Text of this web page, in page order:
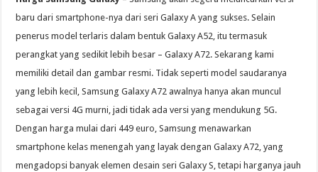
baru dari smartphone-nya dari seri Galaxy A yang sukses. Selain
penerus model terlaris dalam bentuk Galaxy A52, itu termasuk
perangkat yang sedikit lebih besar – Galaxy A72. Sekarang kami
memiliki detail dan gambar resmi. Tidak seperti model saudaranya
yang lebih kecil, Samsung Galaxy A72 awalnya hanya akan muncul
sebagai versi 4G murni, jadi tidak ada versi yang mendukung 5G.
Dengan harga mulai dari 449 euro, Samsung menawarkan
smartphone kelas menengah yang layak dengan Galaxy A72, yang
mengadopsi banyak elemen desain seri Galaxy S, tetapi harganya jauh